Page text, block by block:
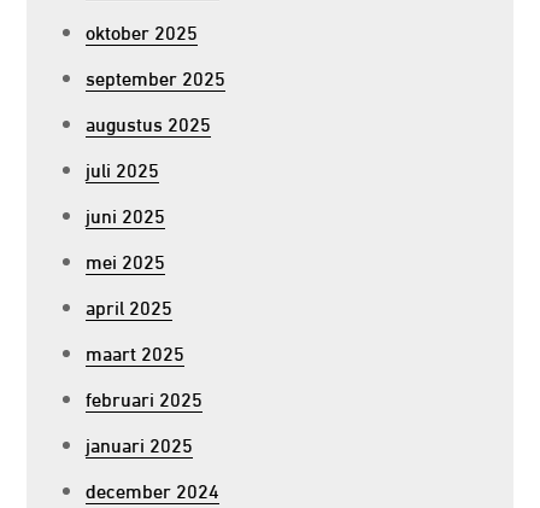
oktober 2025
september 2025
augustus 2025
juli 2025
juni 2025
mei 2025
april 2025
maart 2025
februari 2025
januari 2025
december 2024